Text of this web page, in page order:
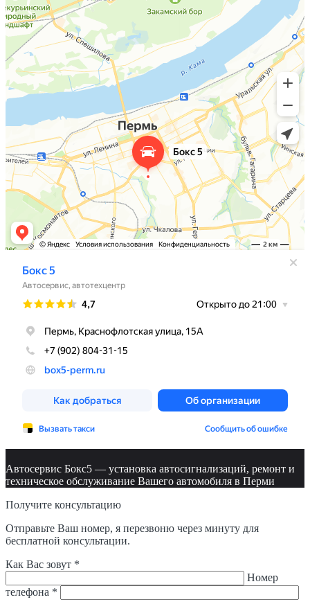
Автосервис Бокс5 — установка автосигнализаций, ремонт и
техническое обслуживание Вашего автомобиля в Перми
Получите консультацию
Отправьте Ваш номер, я перезвоню через минуту для
бесплатной консультации.
Как Вас зовут *
Номер
телефона *